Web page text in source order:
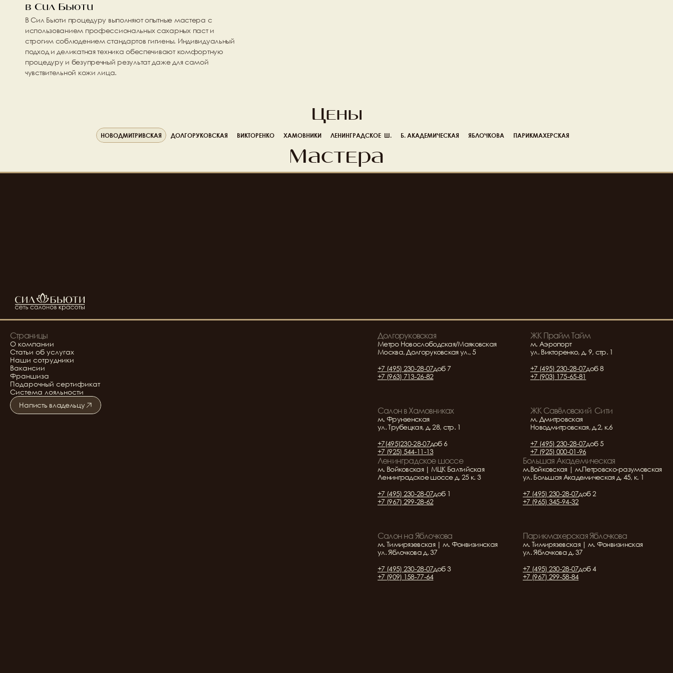
в Сил Бьюти
В Сил Бьюти процедуру выполняют опытные мастера с
использованием профессиональных сахарных паст и
строгим соблюдением стандартов гигиены. Индивидуальный
подход и деликатная техника обеспечивают комфортную
процедуру и безупречный результат даже для самой
чувствительной кожи лица.
Цены
НОВОДМИТРИВСКАЯ ДОЛГОРУКОВСКАЯ ВИКТОРЕНКО ХАМОВНИКИ ЛЕНИНГРАДСКОЕ  Ш. Б. АКАДЕМИЧЕСКАЯ ЯБЛОЧКОВА ПАРИКМАХЕРСКАЯ
Мастера
Страницы
О компании
Статьи об услугах
Наши сотрудники
Вакансии
Франшиза
Подарочный сертификат
Система лояльности
Написть владельцу
Долгоруковская
Метро Новослободская/Маяковская
Москва, Долгоруковская ул., 5
+7 (495) 230-28-07доб 7
+7 (963) 713-26-82
ЖК Прайм Тайм
м. Аэропорт
ул. Викторенко, д. 9, стр. 1
+7 (495) 230-28-07доб 8
+7 (903) 175-65-81
Салон в Хамовниках
м. Фрунзенская
ул. Трубецкая, д. 28, стр. 1
+7(495)230-28-07доб 6
+7 (925) 544-11-13
ЖК Савёловский  Сити
м. Дмитровская
Новодмитровская, д.2, к.6
+7 (495) 230-28-07доб 5
+7 (925) 000-01-96
Ленинградское шоссе
м. Войковская | МЦК Балтийская
Ленинградское шоссе д. 25 к. 3
+7 (495) 230-28-07доб 1
+7 (967) 299-28-62
Большая Академическая
м.Войковская | м.Петровско-разумовская
ул. Большая Академическая д. 45, к. 1
+7 (495) 230-28-07доб 2
+7 (965) 345-94-32
Салон на Яблочкова
м. Тимирязевская | м. Фонвизинская
ул. Яблочкова д. 37
+7 (495) 230-28-07доб 3
+7 (909) 158-77-64
Парикмахерская Яблочкова
м. Тимирязевская | м. Фонвизинская
ул. Яблочкова д. 37
+7 (495) 230-28-07доб 4
+7 (967) 299-58-84